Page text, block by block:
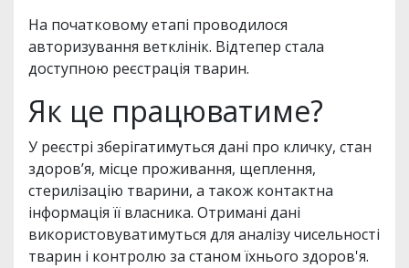
На початковому етапі проводилося
авторизування ветклінік. Відтепер стала
доступною реєстрація тварин.
Як це працюватиме?
У реєстрі зберігатимуться дані про кличку, стан
здоров’я, місце проживання, щеплення,
стерилізацію тварини, а також контактна
інформація її власника. Отримані дані
використовуватимуться для аналізу чисельності
тварин і контролю за станом їхнього здоров'я.